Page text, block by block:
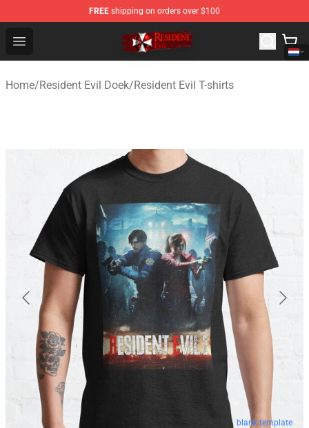
FREE shipping on orders over $100
Open menu
Resident Evil Shop - Official Resident Evil Merchandise
Home/Resident Evil Doek/Resident Evil T-shirts
blank template